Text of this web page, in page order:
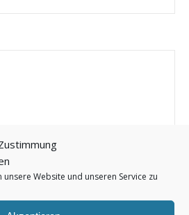
Website und unseren Service zu